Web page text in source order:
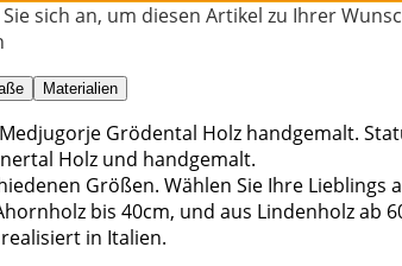
sich an, um diesen Artikel zu Ihrer
Materialien
Grödental Holz handgemalt.
Holz und handgemalt.
Größen. Wählen Sie Ihre Lieblings
bis 40cm, und aus Lindenholz ab
in Italien.